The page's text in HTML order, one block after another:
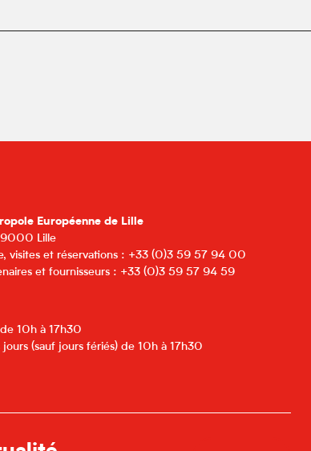
Européenne de Lille
Lille
visites et réservations : +33 (0)3 59 57 94 00
et fournisseurs : +33 (0)3 59 57 94 59
10h à 17h30
(sauf jours fériés) de 10h à 17h30